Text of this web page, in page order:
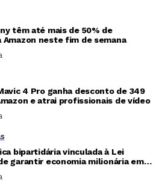
têm até mais de 50% de
Amazon neste fim de semana
4 Pro ganha desconto de 349
e atrai profissionais de vídeo
bipartidária vinculada à Lei
garantir economia milionária em
Trump